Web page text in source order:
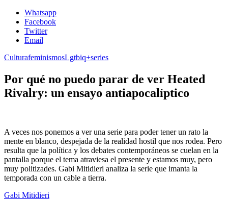
Whatsapp
Facebook
Twitter
Email
CulturafeminismosLgtbiq+series
Por qué no puedo parar de ver Heated
Rivalry: un ensayo antiapocalíptico
A veces nos ponemos a ver una serie para poder tener un rato la
mente en blanco, despejada de la realidad hostil que nos rodea. Pero
resulta que la política y los debates contemporáneos se cuelan en la
pantalla porque el tema atraviesa el presente y estamos muy, pero
muy politizades. Gabi Mitidieri analiza la serie que imanta la
temporada con un cable a tierra.
Gabi Mitidieri